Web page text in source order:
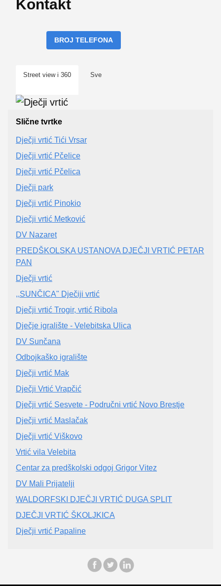
Kontakt
BROJ TELEFONA
Street view i 360 Sve
Slične tvrtke
Dječji vrtić Tići Vrsar
Dječji vrtić Pčelice
Dječji vrtić Pčelica
Dječji park
Dječji vrtić Pinokio
Dječji vrtić Metković
DV Nazaret
PREDŠKOLSKA USTANOVA DJEČJI VRTIĆ PETAR
PAN
Dječji vrtić
,,SUNČICA" Dječiji vrtić
Dječji vrtić Trogir, vrtić Ribola
Dječje igralište - Velebitska Ulica
DV Sunčana
Odbojkaško igralište
Dječji vrtić Mak
Dječji Vrtić Vrapčić
Dječji vrtić Sesvete - Područni vrtić Novo Brestje
Dječji vrtić Maslačak
Dječji vrtić Viškovo
Vrtić vila Velebita
Centar za predškolski odgoj Grigor Vitez
DV Mali Prijatelji
WALDORFSKI DJEČJI VRTIĆ DUGA SPLIT
DJEČJI VRTIĆ ŠKOLJKICA
Dječji vrtić Papaline